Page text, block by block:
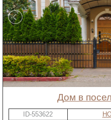
дом в
ID-553622